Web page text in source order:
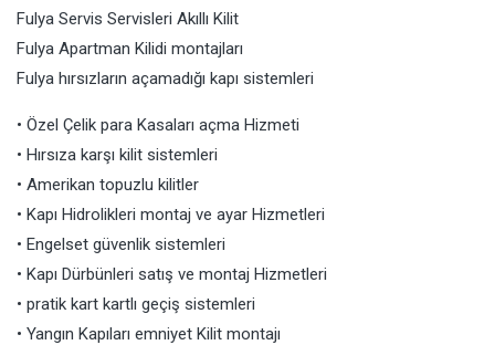
Fulya Servis Servisleri Akıllı Kilit
Fulya Apartman Kilidi montajları
Fulya hırsızların açamadığı kapı sistemleri
• Özel Çelik para Kasaları açma Hizmeti
• Hırsıza karşı kilit sistemleri
• Amerikan topuzlu kilitler
• Kapı Hidrolikleri montaj ve ayar Hizmetleri
• Engelset güvenlik sistemleri
• Kapı Dürbünleri satış ve montaj Hizmetleri
• pratik kart kartlı geçiş sistemleri
• Yangın Kapıları emniyet Kilit montajı